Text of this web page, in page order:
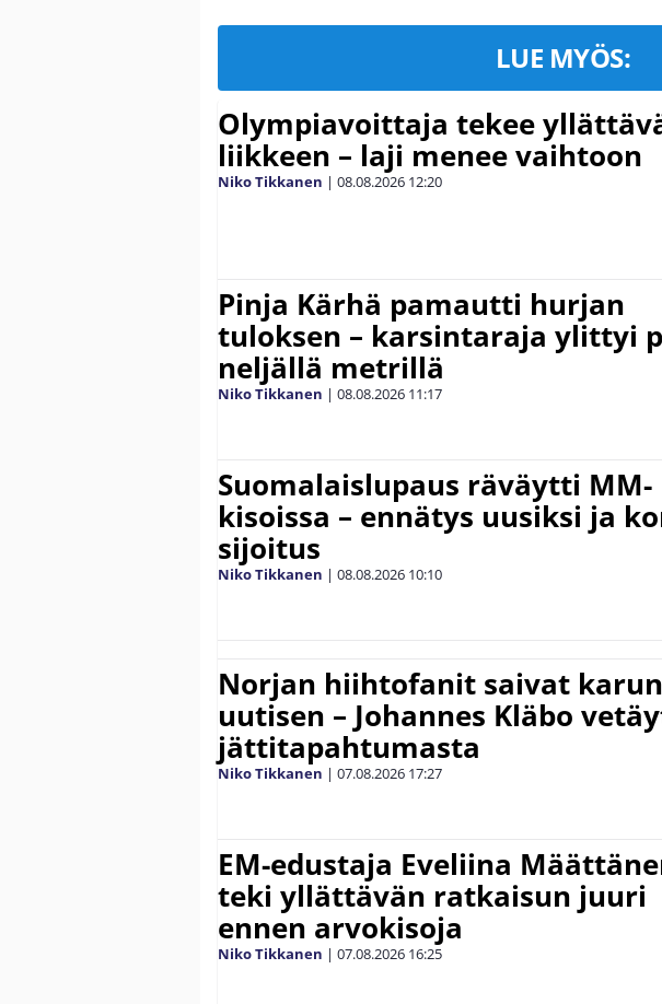
LUE MYÖS:
Olympiavoittaja tekee
liikkeen – laji menee vaihtoon
Niko Tikkanen | 08.08.2026 12:20
Pinja Kärhä pamautti hurjan
tuloksen – karsintaraja ylittyi
neljällä metrillä
Niko Tikkanen | 08.08.2026 11:17
Suomalaislupaus räväytti MM-
kisoissa – ennätys uusiksi ja
sijoitus
Niko Tikkanen | 08.08.2026 10:10
Norjan hiihtofanit saivat karun
uutisen – Johannes Kläbo
jättitapahtumasta
Niko Tikkanen | 07.08.2026 17:27
EM-edustaja Eveliina
teki yllättävän ratkaisun juuri
ennen arvokisoja
Niko Tikkanen | 07.08.2026 16:25